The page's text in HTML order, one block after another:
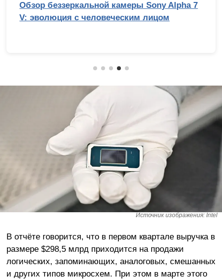
Обзор беззеркальной камеры Sony Alpha 7
V: эволюция с человеческим лицом
Источник изображения: Intel
В отчёте говорится, что в первом квартале выручка в
размере $298,5 млрд приходится на продажи
логических, запоминающих, аналоговых, смешанных
и других типов микросхем. При этом в марте этого